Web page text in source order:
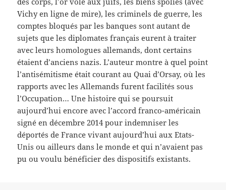
Vichy en ligne de mire), les criminels de guerre, les
comptes bloqués par les banques sont autant de
sujets que les diplomates français eurent à traiter
avec leurs homologues allemands, dont certains
étaient d’anciens nazis. L’auteur montre à quel point
l’antisémitisme était courant au Quai d’Orsay, où les
rapports avec les Allemands furent facilités sous
l’Occupation… Une histoire qui se poursuit
aujourd’hui encore avec l’accord franco-américain
signé en décembre 2014 pour indemniser les
déportés de France vivant aujourd’hui aux Etats-
Unis ou ailleurs dans le monde et qui n’avaient pas
pu ou voulu bénéficier des dispositifs existants.